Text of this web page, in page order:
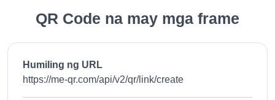
QR Code na may mga frame
Humiling ng URL
https://me-qr.com/api/v2/qr/link/create